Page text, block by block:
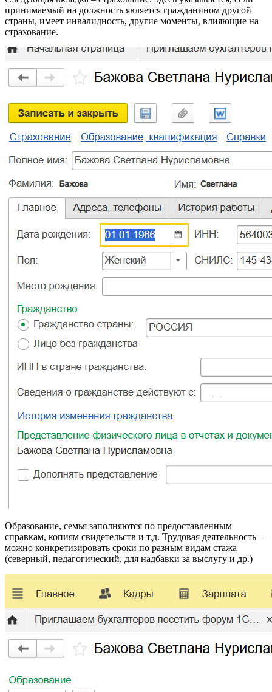
принимаемый на должность является гражданином другой
страны, имеет инвалидность, другие моменты, влияющие на
страхование.
Образование, семья заполняются по предоставленным
справкам, копиям свидетельств и т.д. Трудoвая деятельность –
можно конкретизировать сроки по разным видам стажа
(северный, педагогический, для надбавки за выслугу и др.)